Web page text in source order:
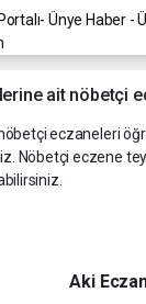
ait nöbetçi
eczaneleri
Nöbetçi eczene
Aki